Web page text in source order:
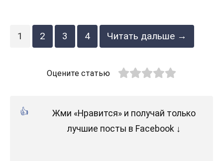
1 2 3 4 Читать дальше →
Оцените статью
Жми «Нравится» и получай только
лучшие посты в Facebook ↓